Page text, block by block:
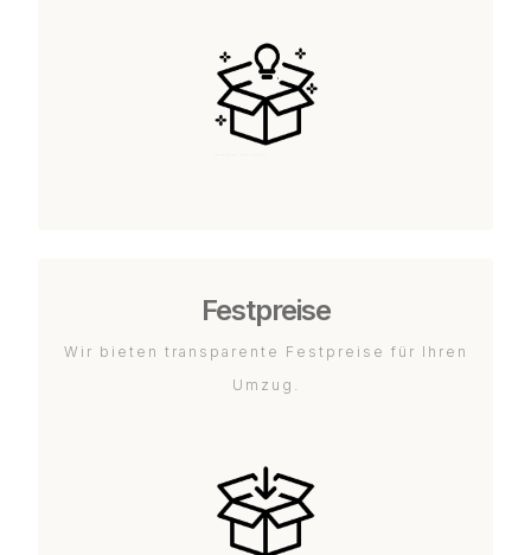
Festpreise
Wir bieten transparente Festpreise für Ihren
Umzug.